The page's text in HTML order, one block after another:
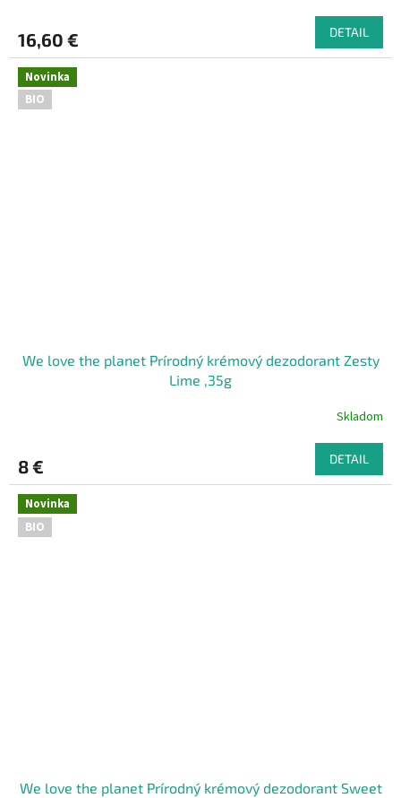
16,60 € DETAIL
Novinka
BIO
We love the planet Prírodný krémový dezodorant Zesty
Lime ,35g
Skladom
8 € DETAIL
Novinka
BIO
We love the planet Prírodný krémový dezodorant Sweet